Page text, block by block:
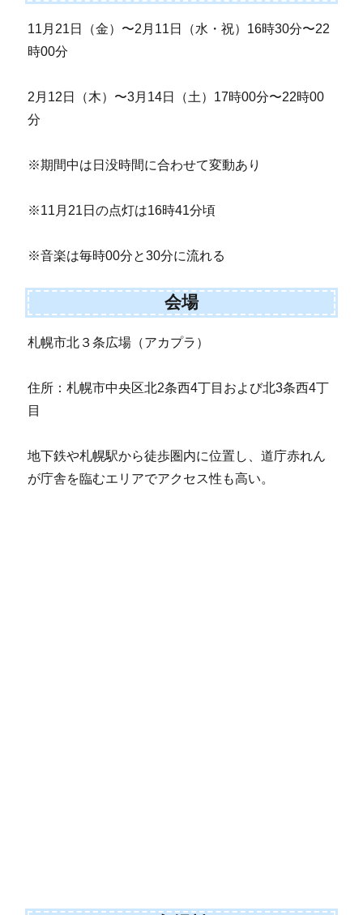
11月21日（金）〜2月11日（水・祝）16時30分〜22
時00分
2月12日（木）〜3月14日（土）17時00分〜22時00
分
※期間中は日没時間に合わせて変動あり
※11月21日の点灯は16時41分頃
※音楽は毎時00分と30分に流れる
会場
札幌市北３条広場（アカプラ）
住所：札幌市中央区北2条西4丁目および北3条西4丁
目
地下鉄や札幌駅から徒歩圏内に位置し、道庁赤れん
が庁舎を臨むエリアでアクセス性も高い。